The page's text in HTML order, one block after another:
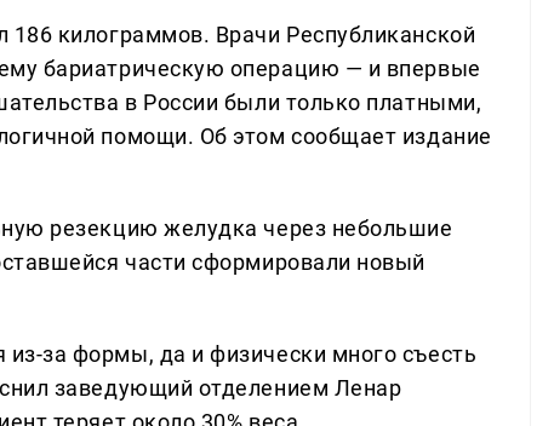
килограммов. Врачи Республиканской
бариатрическую операцию — и впервые
в России были только платными,
помощи. Об этом сообщает издание
резекцию желудка через небольшие
части сформировали новый
за формы, да и физически много съесть
заведующий отделением Ленар